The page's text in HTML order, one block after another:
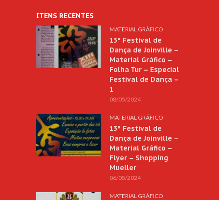
ITENS RECENTES
MATERIAL GRÁFICO
13º Festival de
Dança de Joinville –
Material Gráfico –
Folha Tur – Especial
Festival de Dança –
1
08/05/2024
MATERIAL GRÁFICO
13º Festival de
Dança de Joinville –
Material Gráfico –
Flyer – Shopping
Mueller
06/05/2024
MATERIAL GRÁFICO